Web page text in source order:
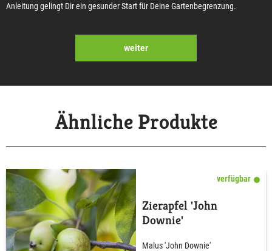
Anleitung gelingt Dir ein gesunder Start für Deine Gartenbegrenzung.
weiter
Ähnliche Produkte
verfügbar
Zierapfel 'John
Downie'
Malus 'John Downie'